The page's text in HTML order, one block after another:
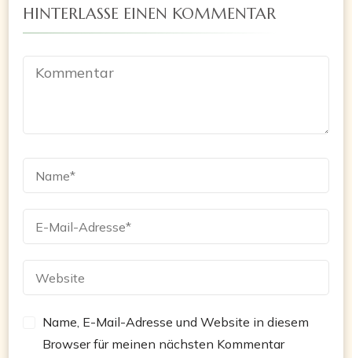
HINTERLASSE EINEN KOMMENTAR
Name, E-Mail-Adresse und Website in diesem
Browser für meinen nächsten Kommentar